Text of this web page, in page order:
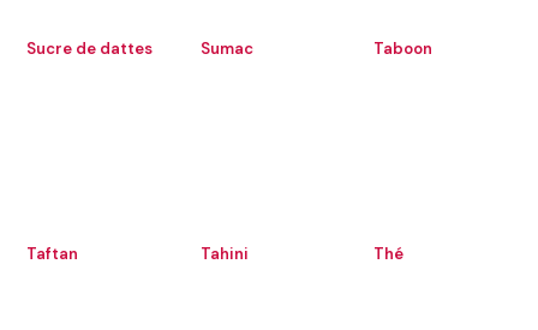
Sucre de dattes Sumac Taboon
Taftan Tahini Thé